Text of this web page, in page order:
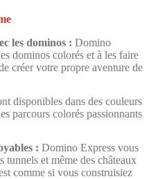
les dominos : Domino
dominos colorés et à les faire
créer votre propre aventure de
disponibles dans des couleurs
parcours colorés passionnants
: Domino Express vous
tunnels et même des châteaux
comme si vous construisiez